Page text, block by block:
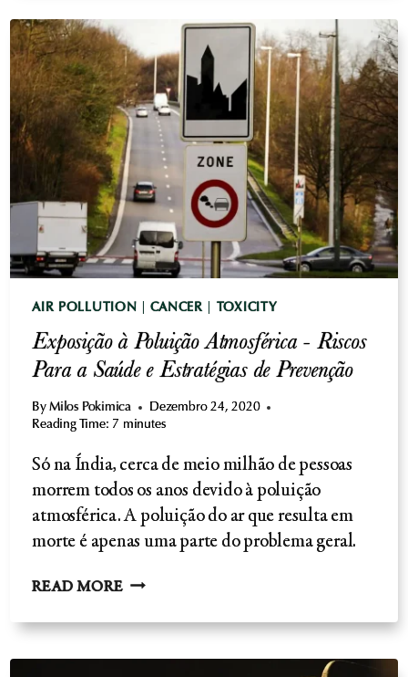
EXPOSIÇÃO
À
TOXICIDADE
NA
GRAVIDEZ-
O
ARGUMENTO
VEGAN
AIR POLLUTION |CANCER| TOXICITY
Exposição à Poluição Atmosférica - Riscos
Para a Saúde e Estratégias de Prevenção
By Milos Pokimica
Dezembro 24, 2020
Reading Time: 7 minutes
Só na Índia, cerca de meio milhão de pessoas
morrem todos os anos devido à poluição
atmosférica. A poluição do ar que resulta em
morte é apenas uma parte do problema geral.
READ MOREEXPOSIÇÃO
POLUIÇÃO